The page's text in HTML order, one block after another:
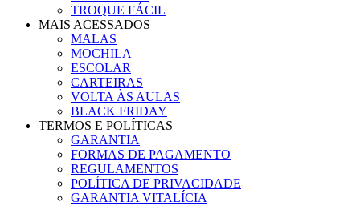
TROQUE FÁCIL
MAIS ACESSADOS
MALAS
MOCHILA
ESCOLAR
CARTEIRAS
VOLTA ÀS AULAS
BLACK FRIDAY
TERMOS E POLÍTICAS
GARANTIA
FORMAS DE PAGAMENTO
REGULAMENTOS
POLÍTICA DE PRIVACIDADE
GARANTIA VITALÍCIA